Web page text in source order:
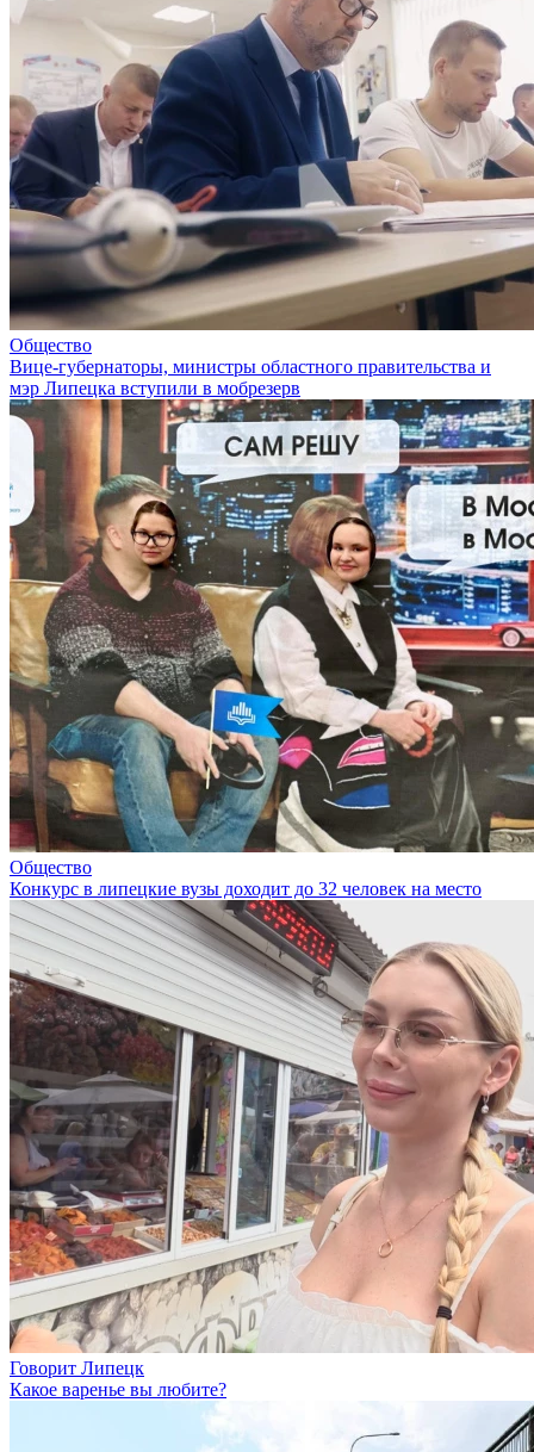
Общество
Вице-губернаторы, министры областного правительства и
мэр Липецка вступили в мобрезерв
Общество
Конкурс в липецкие вузы доходит до 32 человек на место
Говорит Липецк
Какое варенье вы любите?